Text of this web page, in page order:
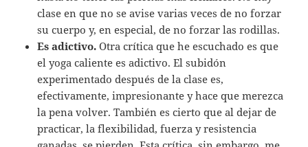
clase en que no se avise varias veces de no forzar
su cuerpo y, en especial, de no forzar las rodillas.
Es adictivo. Otra crítica que he escuchado es que
el yoga caliente es adictivo. El subidón
experimentado después de la clase es,
efectivamente, impresionante y hace que merezca
la pena volver. También es cierto que al dejar de
practicar, la flexibilidad, fuerza y resistencia